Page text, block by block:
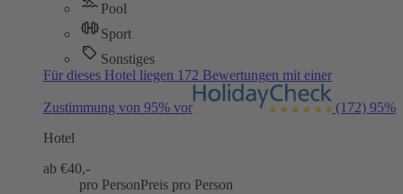
Pool
Sport
Sonstiges
Für dieses Hotel liegen 172 Bewertungen mit einer
Zustimmung von 95% vor (172) 95%
Hotel
ab €40,-
pro PersonPreis pro Person